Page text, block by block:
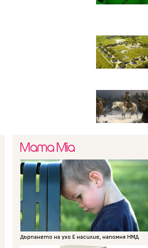
Дърпането на ухо Е насилие, напомня НМД